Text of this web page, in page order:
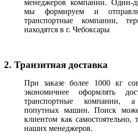
менеджеров компании. Один-
мы формируем и
транспортные компании,
находятся в г. Чебоксары
2. Транзитная доставка
При заказе более 1000 кг
экономичнее оформлять
транспортные компании,
попутных машин. Поиск
клиентом как
наших менеджеров.